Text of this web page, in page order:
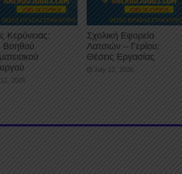
Κερύνειας:
Βοηθού
2026
Σχολική Εφορεία
Λατσιών – Γερίου:
Θέσεις Εργασίας
July 12, 2026